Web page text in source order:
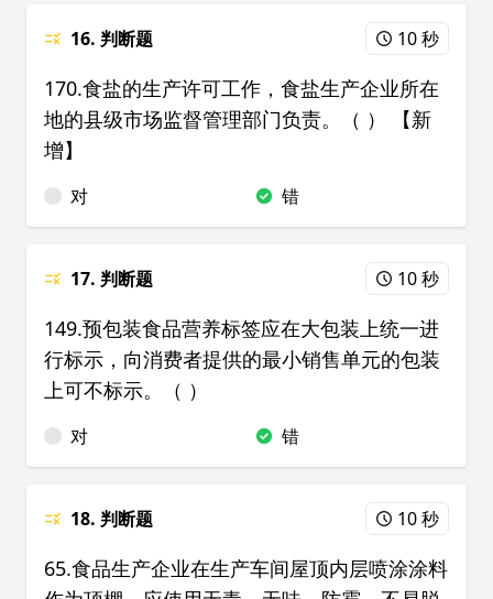
16. 判断题 10 秒
170.食盐的生产许可工作，食盐生产企业所在
地的县级市场监督管理部门负责。（ ） 【新
增】
对 错
17. 判断题 10 秒
149.预包装食品营养标签应在大包装上统一进
行标示，向消费者提供的最小销售单元的包装
上可不标示。（ ）
对 错
18. 判断题 10 秒
65.食品生产企业在生产车间屋顶内层喷涂涂料